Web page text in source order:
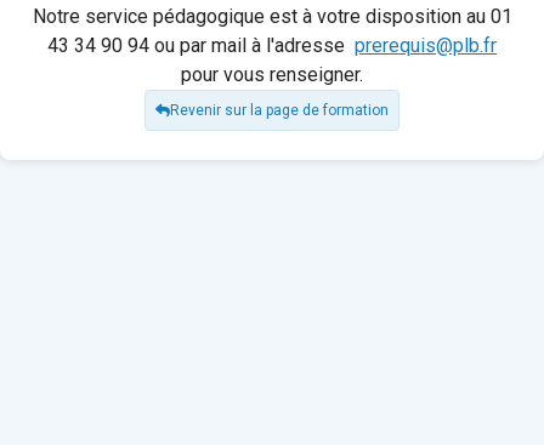
Notre service pédagogique est à votre disposition au 01
43 34 90 94 ou par mail à l'adresse prerequis@plb.fr
pour vous renseigner.
Revenir sur la page de formation